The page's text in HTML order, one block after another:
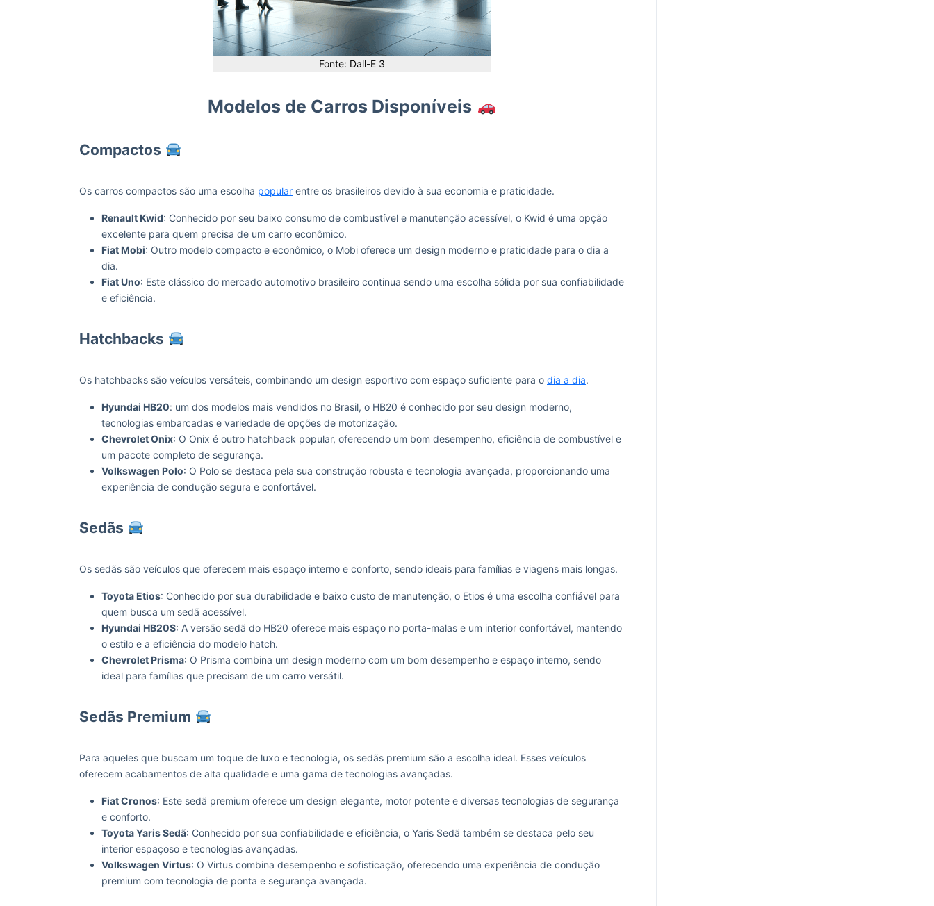
Fonte: Dall-E 3
Modelos de Carros Disponíveis
Compactos
Os carros compactos são uma escolha popular entre os brasileiros devido à sua economia e praticidade.
Renault Kwid: Conhecido por seu baixo consumo de combustível e manutenção acessível, o Kwid é uma opção
excelente para quem precisa de um carro econômico.
Fiat Mobi: Outro modelo compacto e econômico, o Mobi oferece um design moderno e praticidade para o dia a
dia.
Fiat Uno: Este clássico do mercado automotivo brasileiro continua sendo uma escolha sólida por sua confiabilidade
e eficiência.
Hatchbacks
Os hatchbacks são veículos versáteis, combinando um design esportivo com espaço suficiente para o dia a dia.
Hyundai HB20: um dos modelos mais vendidos no Brasil, o HB20 é conhecido por seu design moderno,
tecnologias embarcadas e variedade de opções de motorização.
Chevrolet Onix: O Onix é outro hatchback popular, oferecendo um bom desempenho, eficiência de combustível e
um pacote completo de segurança.
Volkswagen Polo: O Polo se destaca pela sua construção robusta e tecnologia avançada, proporcionando uma
experiência de condução segura e confortável.
Sedãs
Os sedãs são veículos que oferecem mais espaço interno e conforto, sendo ideais para famílias e viagens mais longas.
Toyota Etios: Conhecido por sua durabilidade e baixo custo de manutenção, o Etios é uma escolha confiável para
quem busca um sedã acessível.
Hyundai HB20S: A versão sedã do HB20 oferece mais espaço no porta-malas e um interior confortável, mantendo
o estilo e a eficiência do modelo hatch.
Chevrolet Prisma: O Prisma combina um design moderno com um bom desempenho e espaço interno, sendo
ideal para famílias que precisam de um carro versátil.
Sedãs Premium
Para aqueles que buscam um toque de luxo e tecnologia, os sedãs premium são a escolha ideal. Esses veículos
oferecem acabamentos de alta qualidade e uma gama de tecnologias avançadas.
Fiat Cronos: Este sedã premium oferece um design elegante, motor potente e diversas tecnologias de segurança
e conforto.
Toyota Yaris Sedã: Conhecido por sua confiabilidade e eficiência, o Yaris Sedã também se destaca pelo seu
interior espaçoso e tecnologias avançadas.
Volkswagen Virtus: O Virtus combina desempenho e sofisticação, oferecendo uma experiência de condução
premium com tecnologia de ponta e segurança avançada.